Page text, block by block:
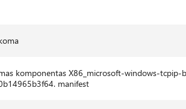
komponentas X86_microsoft-windows-
manifest